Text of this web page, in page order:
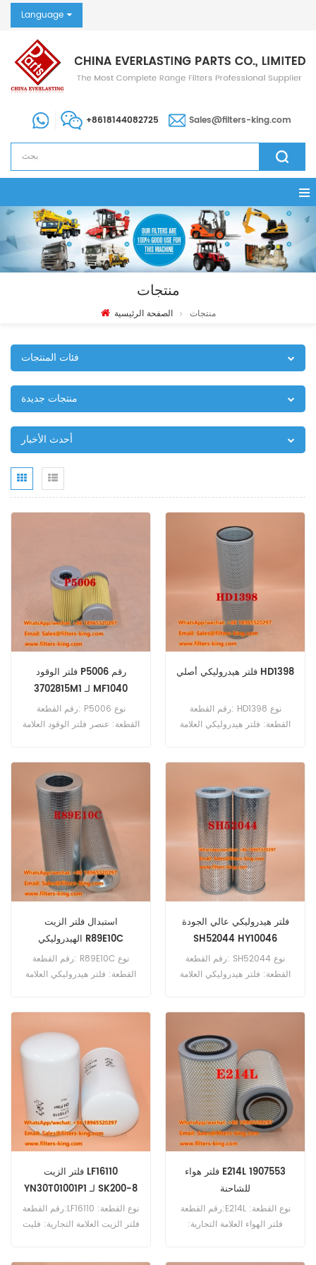
Language
+8618144082725 Sales@filters-king.com
منتجات
الصفحة الرئيسية منتجات
فئات المنتجات
منتجات جديدة
أحدث الأخبار
فلتر الوقود P5006 رقم
3702815M1 لـ MF1040
رقم القطعة: P5006 نوع
القطعة: عنصر فلتر الوقود العلامة
وقود P5006، رقم المرجع
المتقاطع 3702815M1، يُستخدم
MF1040 MF1125 MF1140
MF1145 MF1240 MF1240
MF1250 MF1260
فلتر هيدروليكي أصلي HD1398
رقم القطعة: HD1398 نوع
القطعة: فلتر هيدروليكي العلامة
استبدال فلتر الزيت
الهيدروليكي R89E10C
SH56539رقم القطعة: R89E10C نوع
القطعة: فلتر هيدروليكي العلامة
فلتر هيدروليكي عالي الجودة
SH52044 HY10046
رقم القطعة: SH52044 نوع
القطعة: فلتر هيدروليكي العلامة
فلتر الزيت LF16110
YN30T01001P1 لـ SK200-8
رقم القطعة:LF16110 نوع القطعة:
فلتر الزيت العلامة التجارية: فليت
فلتر هواء E214L 1907553
للشاحنة
رقم القطعة:E214L نوع القطعة:
فلتر الهواء العلامة التجارية: